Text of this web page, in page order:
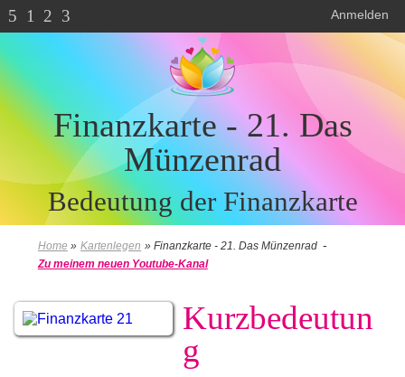
5 1 2 3 Anmelden
Finanzkarte - 21. Das
Münzenrad
Bedeutung der Finanzkarte
Home » Kartenlegen » Finanzkarte - 21. Das Münzenrad -
Zu meinem neuen Youtube-Kanal
Kurzbedeutun
g